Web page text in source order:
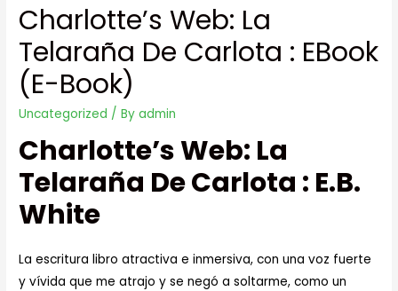
Charlotte’s Web: La
Telaraña De Carlota : EBook
(E-Book)
Uncategorized / Byadmin
Charlotte’s Web: La
Telaraña De Carlota : E.B.
White
La escritura libro atractiva e inmersiva, con una voz fuerte
y vívida que me atrajo y se negó a soltarme, como un